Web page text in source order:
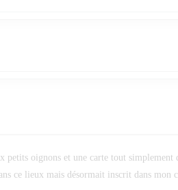
petits oignons et une carte tout
ce lieux mais désormait inscrit dans mon